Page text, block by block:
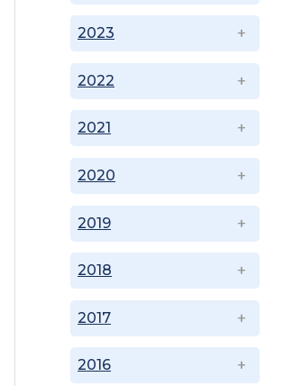
2016
2017
2018
2019
2020
2021
2022
2023